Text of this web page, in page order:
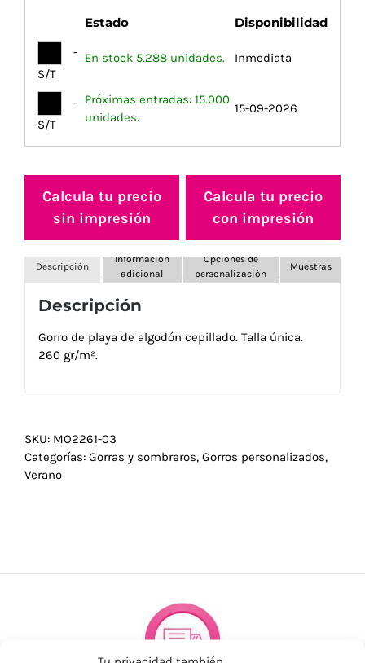
Estado Disponibilidad
-
S/T
En stock 5.288 unidades. Inmediata
-
S/T
Próximas entradas: 15.000
unidades.
15-09-2026
Calcula tu precio
sin impresión
Calcula tu precio
con impresión
Descripción
Información
adicional
Opciones de
personalización
Muestras
Descripción
Gorro de playa de algodón cepillado. Talla única.
260 gr/m².
SKU: MO2261-03
Categorías: Gorras y sombreros, Gorros personalizados,
Verano